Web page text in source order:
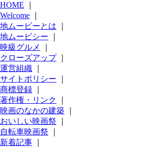
HOME
Welcome
地ムービーとは
地ムービシー
映級グルメ
クローズアップ｜
運営組織
サイトポリシー
商標登録
著作権・リンク
映画のなかの建築
おいしい映画祭
自転車映画祭
新着記事